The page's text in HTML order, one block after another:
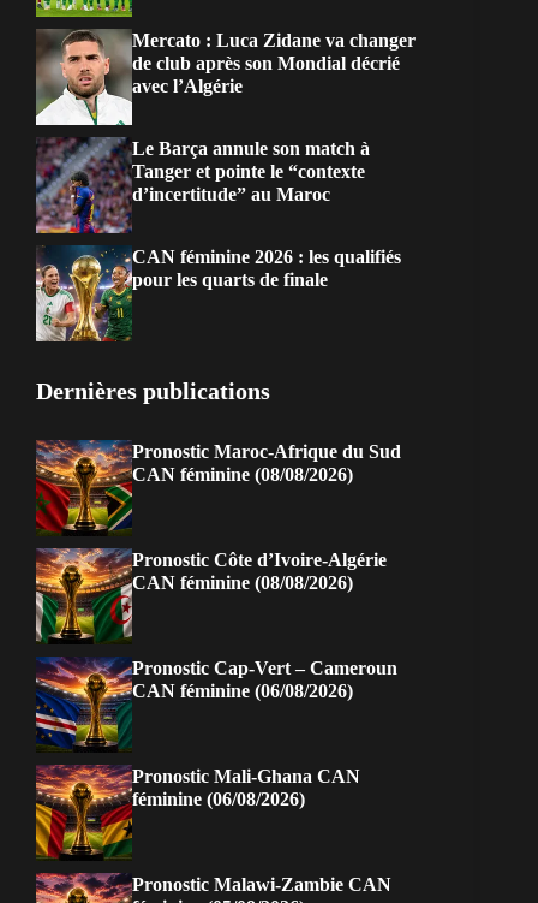
Mercato : Luca Zidane va changer
de club après son Mondial décrié
avec l’Algérie
Le Barça annule son match à
Tanger et pointe le “contexte
d’incertitude” au Maroc
CAN féminine 2026 : les qualifiés
pour les quarts de finale
Dernières publications
Pronostic Maroc-Afrique du Sud
CAN féminine (08/08/2026)
Pronostic Côte d’Ivoire-Algérie
CAN féminine (08/08/2026)
Pronostic Cap-Vert – Cameroun
CAN féminine (06/08/2026)
Pronostic Mali-Ghana CAN
féminine (06/08/2026)
Pronostic Malawi-Zambie CAN